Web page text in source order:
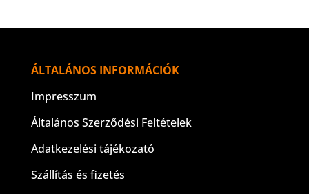
ÁLTALÁNOS INFORMÁCIÓK
Impresszum
Általános Szerződési Feltételek
Adatkezelési tájékozató
Szállítás és fizetés